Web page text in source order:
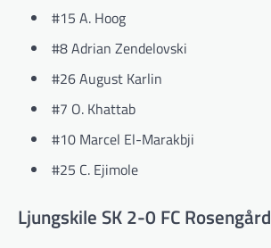
#15 A. Hoog
#8 Adrian Zendelovski
#26 August Karlin
#7 O. Khattab
#10 Marcel El-Marakbji
#25 C. Ejimole
Ljungskile SK 2-0 FC Rosengård